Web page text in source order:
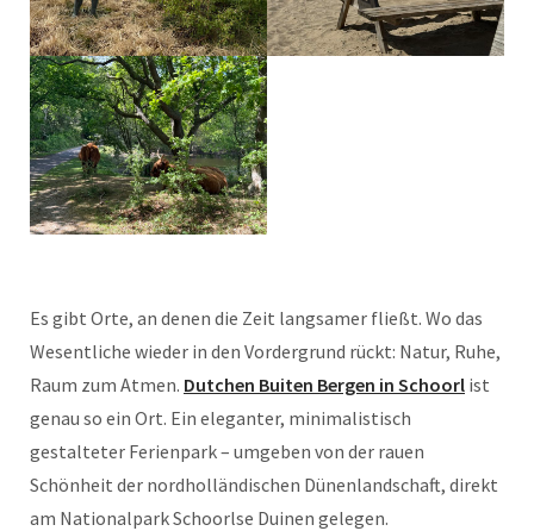
Es gibt Orte, an denen die Zeit langsamer fließt. Wo das
Wesentliche wieder in den Vordergrund rückt: Natur, Ruhe,
Raum zum Atmen. Dutchen Buiten Bergen in Schoorl ist
genau so ein Ort. Ein eleganter, minimalistisch
gestalteter Ferienpark – umgeben von der rauen
Schönheit der nordholländischen Dünenlandschaft, direkt
am Nationalpark Schoorlse Duinen gelegen.